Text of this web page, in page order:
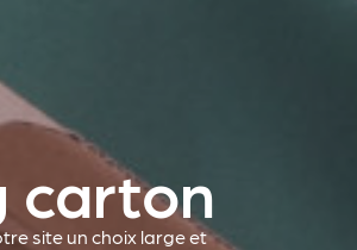
carton
site un choix large et